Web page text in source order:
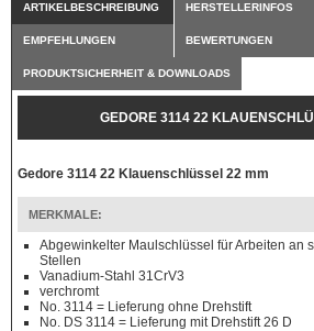
ARTIKELBESCHREIBUNG HERSTELLERINFOS
EMPFEHLUNGEN BEWERTUNGEN
PRODUKTSICHERHEIT & DOWNLOADS
GEDORE 3114 22
Gedore 3114 22 Klauenschlüssel 22 mm
MERKMALE:
Abgewinkelter Maulschlüssel für Arbeiten an
Stellen
Vanadium-Stahl 31CrV3
verchromt
No. 3114 = Lieferung ohne Drehstift
No. DS 3114 = Lieferung mit Drehstift 26 D